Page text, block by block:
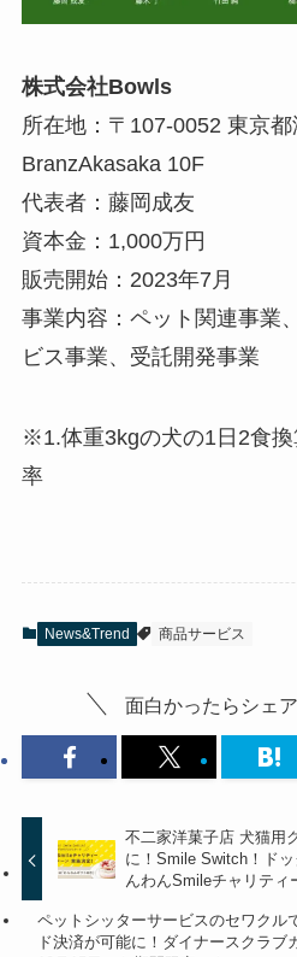
株式会社Bowls
所在地：〒107-0052 東京
BranzAkasaka 10F
代表者：藤岡成友
資本金：1,000万円
販売開始：2023年7月
事業内容：ペット関連事業
ビス事業、受託開発事業
※1.体重3kgの犬の1日2食
率
News&Trend 商品サービス
面白かったらシェ
不二家洋菓子店 犬猫用
に！Smile Switch！ド
んわんSmileチャリティ
ペットシッターサービスのセワクル
ド決済が可能に！ダイナースクラブ